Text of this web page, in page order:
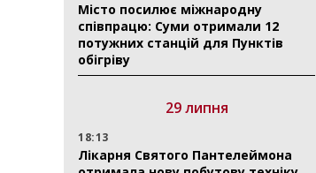
Місто посилює міжнародну
співпрацю: Суми отримали 12
потужних станцій для Пунктів
обігріву
29 липня
18:13
Лікарня Святого Пантелеймона